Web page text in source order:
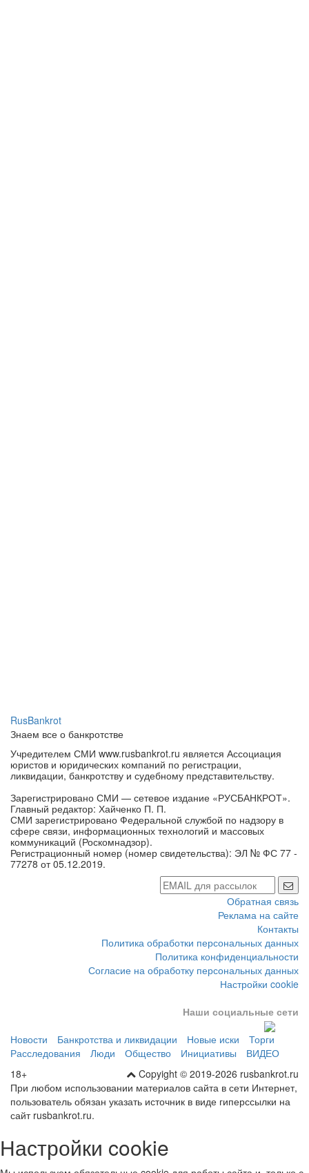
RusBankrot
Знаем все о банкротстве
Учредителем СМИ www.rusbankrot.ru является Ассоциация
юристов и юридических компаний по регистрации,
ликвидации, банкротству и судебному представительству.
Зарегистрировано СМИ — сетевое издание «РУСБАНКРОТ».
Главный редактор: Хайченко П. П.
СМИ зарегистрировано Федеральной службой по надзору в
сфере связи, информационных технологий и массовых
коммуникаций (Роскомнадзор).
Регистрационный номер (номер свидетельства): ЭЛ № ФС 77 -
77278 от 05.12.2019.
Обратная связь
Реклама на сайте
Контакты
Политика обработки персональных данных
Политика конфиденциальности
Согласие на обработку персональных данных
Настройки cookie
Наши социальные сети
Новости Банкротства и ликвидации Новые иски
Торги
Расследования
Люди Общество Инициативы
ВИДЕО
Copyight © 2019-2026 rusbankrot.ru
18+
При любом использовании материалов сайта в сети Интернет,
пользователь обязан указать источник в виде гиперссылки на
сайт rusbankrot.ru.
Настройки cookie